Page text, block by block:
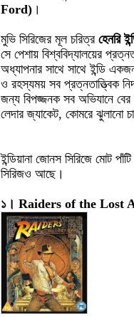
Ford) ।
মুভি সিরিজের মূল চরিত্র হেনরি
সে পেশায় বিশ্ববিদ্যালয়ের
অধ্যাপনার সাথে সাথে ইন্ডি
ও রহস্যময় সব প্রত্নতাত্ত্বিক
জন্য বিপজ্জনক সব অভিযানে
লেদার জ্যাকেট, কোমরে ঝুলানো
ইন্ডিয়ানা জোনস সিরিজে মোট
সিরিজও আছে।
১। Raiders of the Lost